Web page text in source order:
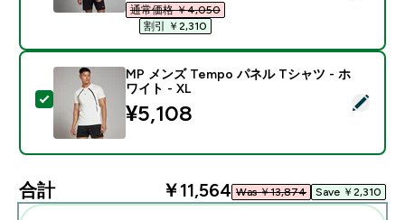
通常価格 ￥4,050‎
割引 ￥2,310‎
この商品を選択 - MP メンズ Tempo パネル Tシャツ -
MP メンズ Tempo パネル Tシャツ - ホ
ワイト - XL
¥5,108‎
合計 ￥11,564‎ Was ￥13,874‎ Save ￥2,310‎